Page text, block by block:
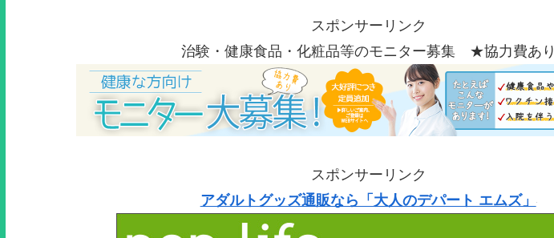
スポンサーリンク
治験・健康食品・化粧品等のモニター募集 ★協力費あり
スポンサーリンク
アダルトグッズ通販なら「大人のデパート エムズ」